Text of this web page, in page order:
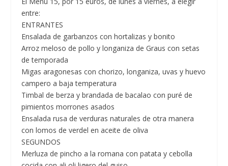
entre:
ENTRANTES
Ensalada de garbanzos con hortalizas y bonito
Arroz meloso de pollo y longaniza de Graus con setas
de temporada
Migas aragonesas con chorizo, longaniza, uvas y huevo
campero a baja temperatura
Timbal de berza y brandada de bacalao con puré de
pimientos morrones asados
Ensalada rusa de verduras naturales de otra manera
con lomos de verdel en aceite de oliva
SEGUNDOS
Merluza de pincho a la romana con patata y cebolla